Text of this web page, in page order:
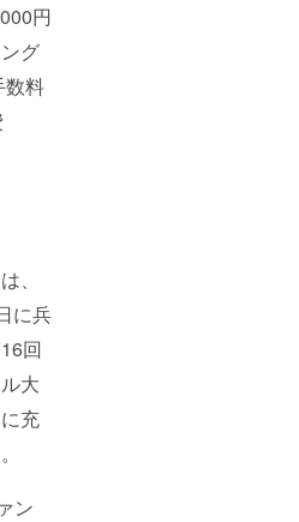
円
グ
数料
、
に兵
回
大
充
ン